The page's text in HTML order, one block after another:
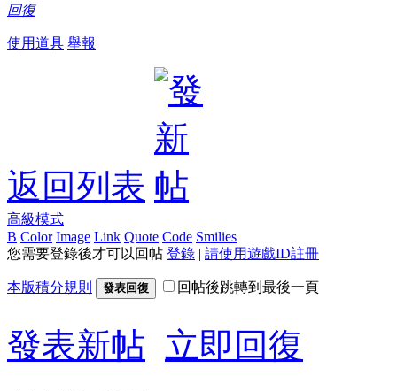
回復
使用道具 舉報
返回列表
高級模式
B Color Image Link Quote Code Smilies
您需要登錄後才可以回帖 登錄 | 請使用遊戲ID註冊
本版積分規則 發表回復 回帖後跳轉到最後一頁
發表新帖 立即回復